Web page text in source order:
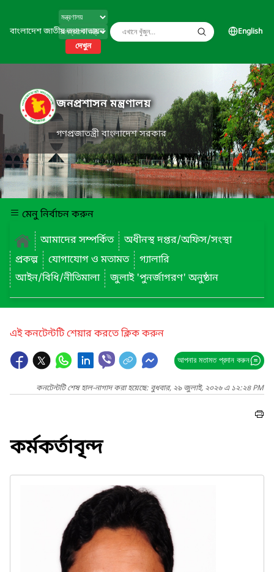
বাংলাদেশ জাতীয় তথ্য বাতায়ন
দেখুন
English
জনপ্রশাসন মন্ত্রণালয়
গণপ্রজাতন্ত্রী বাংলাদেশ সরকার
মেনু নির্বাচন করুন
আমাদের সম্পর্কিত
অধীনস্থ দপ্তর/অফিস/সংস্থা
প্রকল্প
যোগাযোগ ও মতামত
গ্যালারি
আইন/বিধি/নীতিমালা
জুলাই 'পুনর্জাগরণ' অনুষ্ঠান
এই কনটেন্টটি শেয়ার করতে ক্লিক করুন
আপনার মতামত প্রদান করুন
কনটেন্টটি শেষ হাল-নাগাদ করা হয়েছে: বুধবার, ২৯ জুলাই, ২০২৬ এ ১২:২৪ PM
কর্মকর্তাবৃন্দ